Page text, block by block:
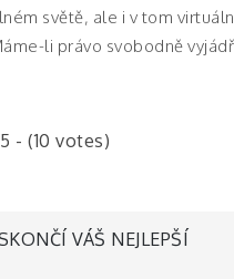
světě, ale i v tom
li právo svobodně
- (10 votes)
VÁŠ NEJLEPŠÍ